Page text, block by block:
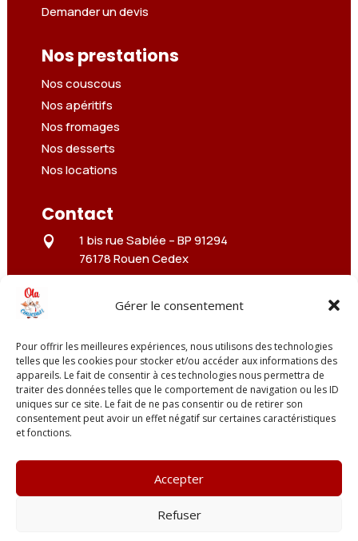
Gérer le consentement
Pour offrir les meilleures expériences, nous utilisons des technologies
telles que les cookies pour stocker et/ou accéder aux informations des
appareils. Le fait de consentir à ces technologies nous permettra de
traiter des données telles que le comportement de navigation ou les ID
uniques sur ce site. Le fait de ne pas consentir ou de retirer son
consentement peut avoir un effet négatif sur certaines caractéristiques
et fonctions.
Accepter
Refuser
Demander un devis
Nos prestations
Nos couscous
Nos apéritifs
Nos fromages
Nos desserts
Nos locations
Contact
 1 bis rue Sablée –BP 91294
76178 Rouen Cedex
75017 Paris
 contact@olacouscous.fr
réalisé par forthcollab.fr |
Agence web Rouen
Plan du site–Mentions légales